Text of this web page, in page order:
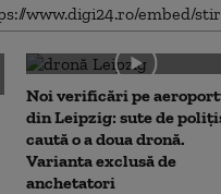
Noi verificări pe
din Leipzig: sute de
caută o a doua dronă.
Varianta exclusă de
anchetatori